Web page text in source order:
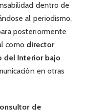
dentro de
al periodismo,
posteriormente
como director
del Interior bajo
en otras
de